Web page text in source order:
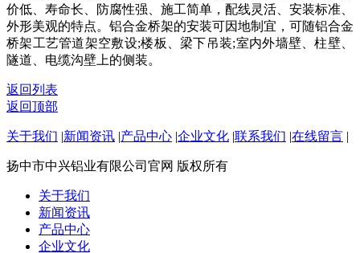
价低、寿命长、防腐性强、施工简单，配线灵活、安装标准、
外形美观的特点。铝合金桥架的安装可因地制宜，可随铝合金
桥架工艺管道架空敷设;楼板、梁下吊装;室内外墙壁、柱壁、
隧道、电缆沟壁上的侧装。
返回列表
返回顶部
关于我们 |新闻资讯 |产品中心 |企业文化 |联系我们 |在线留言 |
扬中市中兴铝业有限公司官网 版权所有
关于我们
新闻资讯
产品中心
企业文化